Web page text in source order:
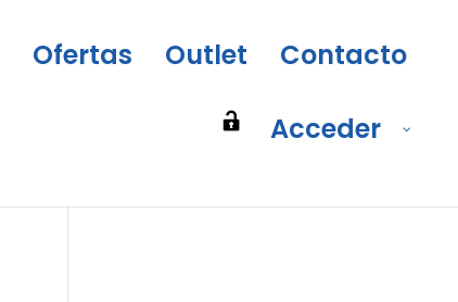
Ofertas Outlet Contacto
Acceder